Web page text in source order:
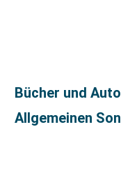
Bücher und
Allgemeinen